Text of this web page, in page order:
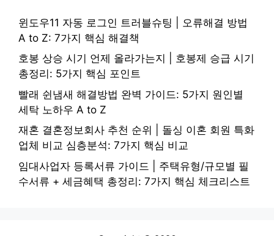
윈도우11 자동 로그인 트러블슈팅 | 오류해결 방법
A to Z: 7가지 핵심 해결책
호봉 상승 시기 언제 올라가는지 | 호봉제 승급 시기
총정리: 5가지 핵심 포인트
빨래 쉰냄새 해결방법 완벽 가이드: 5가지 원인별
세탁 노하우 A to Z
재혼 결혼정보회사 추천 순위 | 돌싱 이혼 회원 특화
업체 비교 심층분석: 7가지 핵심 비교
임대사업자 등록서류 가이드 | 주택유형/규모별 필
수서류 + 세금혜택 총정리: 7가지 핵심 체크리스트